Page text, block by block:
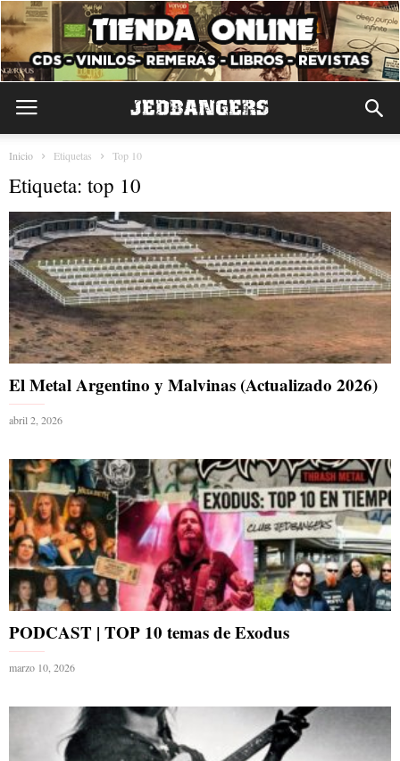
Inicio Etiquetas Top 10
Etiqueta: top 10
El Metal Argentino y Malvinas (Actualizado 2026)
abril 2, 2026
PODCAST | TOP 10 temas de Exodus
marzo 10, 2026